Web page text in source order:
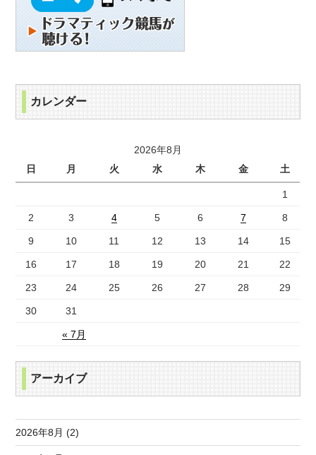
カレンダー
2026年8月
日
月 火 水 木 金 土
« 7月
1
2 3 4 5 6 7 8
9 10 11 12 13 14 15
16 17 18 19 20 21 22
23 24 25 26 27 28 29
30 31
アーカイブ
2026年8月 (2)